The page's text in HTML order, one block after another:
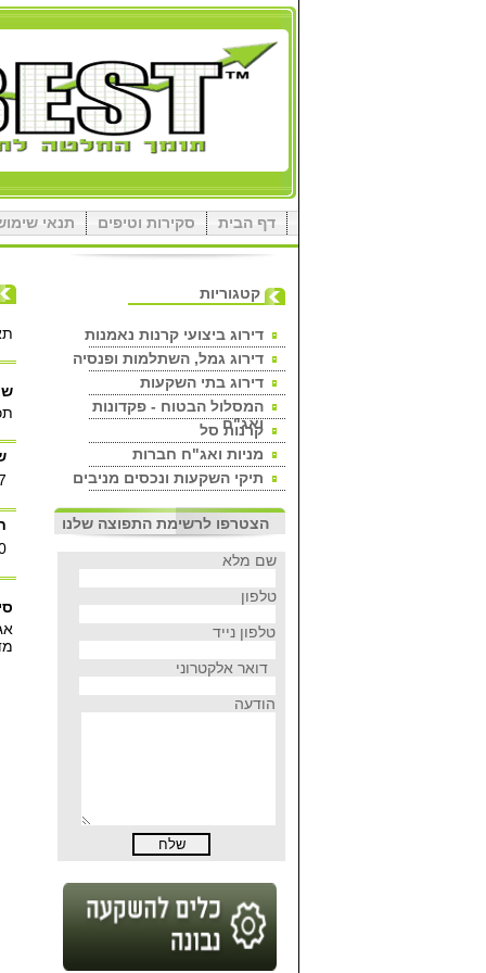
דף הבית סקירות וטיפים תנאי
קטגוריות
דירוג ביצועי קרנות נאמנות
דירוג גמל, השתלמות ופנסיה
דירוג בתי השקעות
המסלול הבטוח - פקדונות
ואג"ח
קרנות סל
מניות ואג"ח חברות
תיקי השקעות ונכסים מניבים
הצטרפו לרשימת התפוצה שלנו
שם מלא
טלפון
טלפון נייד
דואר אלקטרוני
הודעה